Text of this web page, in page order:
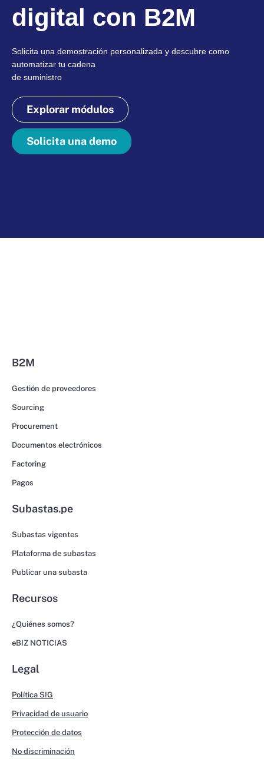
digital con B2M
Solicita una demostración personalizada y descubre como
automatizar tu cadena
de suministro
Explorar módulos
Solicita una demo
B2M
Gestión de proveedores
Sourcing
Procurement
Documentos electrónicos
Factoring
Pagos
Subastas.pe
Subastas vigentes
Plataforma de subastas
Publicar una subasta
Recursos
¿Quiénes somos?
eBIZ NOTICIAS
Legal
Política SIG
Privacidad de usuario
Protección de datos
No discriminación